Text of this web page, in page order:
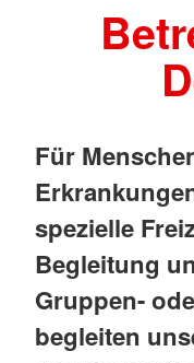
Für
spezielle
Begleitung
Gruppen-
begleiten